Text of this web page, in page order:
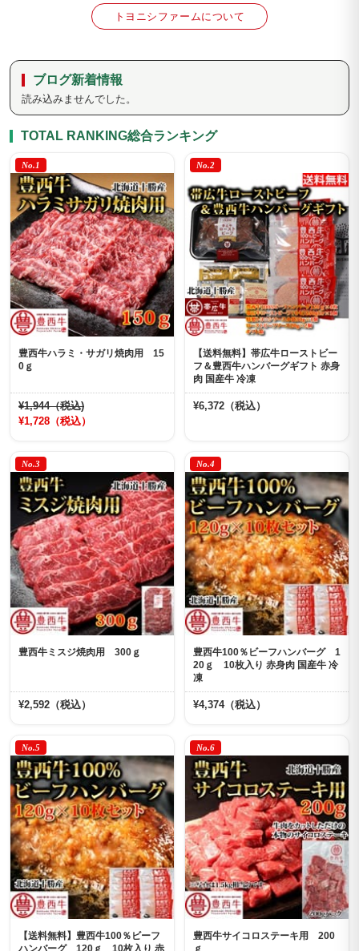
トヨニシファームについて
ブログ新着情報
読み込みませんでした。
TOTAL RANKING総合ランキング
No.1
豊西牛ハラミ・サガリ焼肉用 15
0ｇ
¥1,944（税込)
¥1,728（税込）
No.2
【送料無料】帯広牛ローストビー
フ＆豊西牛ハンバーグギフト 赤身
肉 国産牛 冷凍
¥6,372（税込）
No.3
豊西牛ミスジ焼肉用 300ｇ
¥2,592（税込）
No.4
豊西牛100％ビーフハンバーグ 1
20ｇ 10枚入り 赤身肉 国産牛 冷
凍
¥4,374（税込）
No.5
【送料無料】豊西牛100％ビーフ
ハンバーグ 120ｇ 10枚入り 赤
No.6
豊西牛サイコロステーキ用 200
ｇ